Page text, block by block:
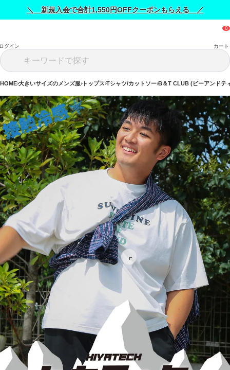
＼ 新規入会で合計1,550円OFFクーポンもらえる ／
グイン カート
HOME 大きいサイズのメンズ服 トップス Tシャツ/カットソー B＆T CLUB (ビーアンドテ